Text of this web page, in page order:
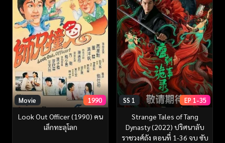
Movie 1990
Look Out Officer (1990) คน
เล็กทะลุโลก
SS 1 EP 1-35
Strange Tales of Tang
Dynasty (2022) ปริศนาลับ
ราชวงศ์ถัง ตอนที่ 1-36 จบ ซับ